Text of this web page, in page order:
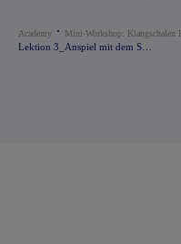
Academy Mini-Workshop: Klangschalen